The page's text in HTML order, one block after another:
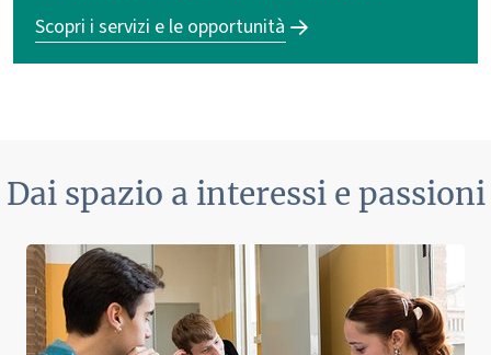
Scopri i servizi e le opportunità
Dai spazio a interessi e passioni